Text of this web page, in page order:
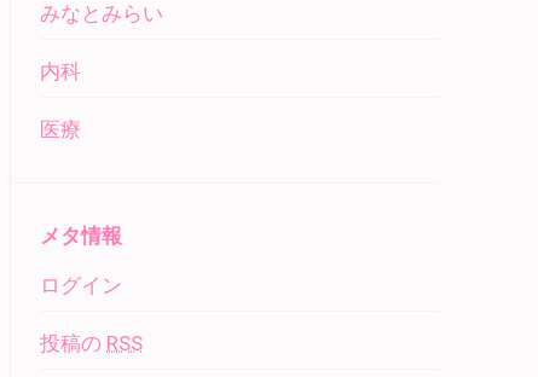
みなとみらい
内科
医療
メタ情報
ログイン
投稿の RSS